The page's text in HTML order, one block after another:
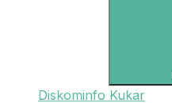
Diskominfo Kukar